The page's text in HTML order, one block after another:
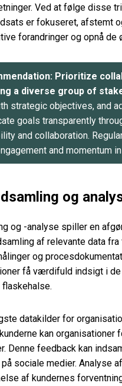
Ved at følge disse
er fokuseret, afstemt
forandringer og opnå de
Prioritize
a diverse group of
strategic objectives, and
goals transparently
and collaboration.
and momentum
og
og -analyse spiller en
af relevante data
og
få værdifuld indsigt i
datakilder for
kan
Denne feedback kan
sociale medier. Analyse
af kundernes